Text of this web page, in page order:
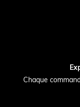
Chaque